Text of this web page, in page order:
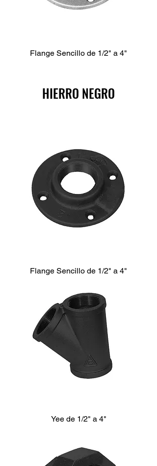
Flange Sencillo de 1/2" a 4"
HIERRO NEGRO
Flange Sencillo de 1/2" a 4"
Yee de 1/2" a 4"